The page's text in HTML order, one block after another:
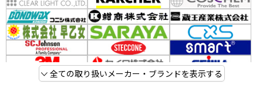
全ての取り扱いメーカー・ブランドを表示する